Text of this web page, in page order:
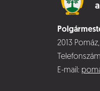
2013
E-mail: